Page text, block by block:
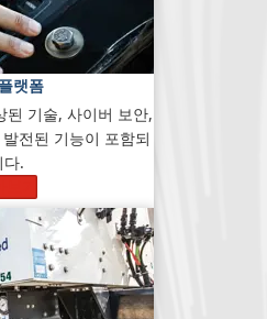
랫폼
된 기술, 사이버 보안,
전된 기능이 포함되
다.